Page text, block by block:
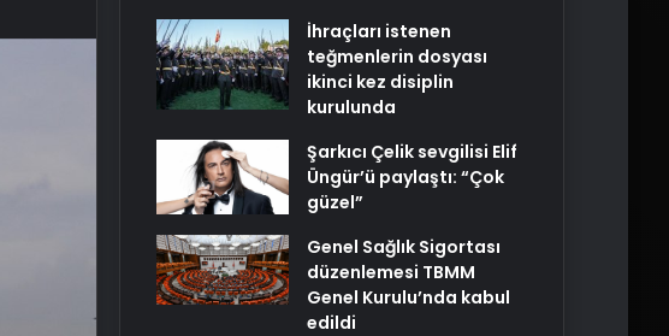
İhraçları istenen
teğmenlerin dosyası
ikinci kez disiplin
kurulunda
Şarkıcı Çelik sevgilisi Elif
Üngür’ü paylaştı: “Çok
güzel”
Genel Sağlık Sigortası
düzenlemesi TBMM
Genel Kurulu’nda kabul
edildi